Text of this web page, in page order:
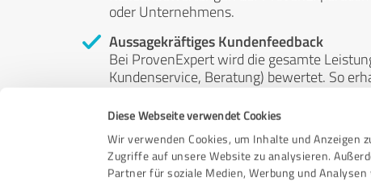
Diese Webseite verwendet Cookies
Wir verwenden Cookies, um Inhalte und Anzeigen
Zugriffe auf unsere Website zu analysieren.
Partner für soziale Medien, Werbung und
oder Unternehmens.
Aussagekräftiges Kundenfeedback
Bei ProvenExpert wird die gesamte
Kundenservice, Beratung) bewertet. So
Unabhängige Bewertungen
ProvenExpert ist grundsätzlich kostenlos,
Kunden erfolgen freiwillig, können nicht
anderweitig beeinflussbar.